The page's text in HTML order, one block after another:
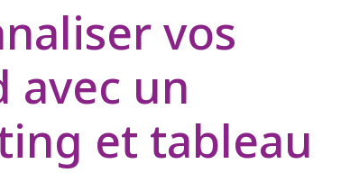
vos
avec un
et tableau